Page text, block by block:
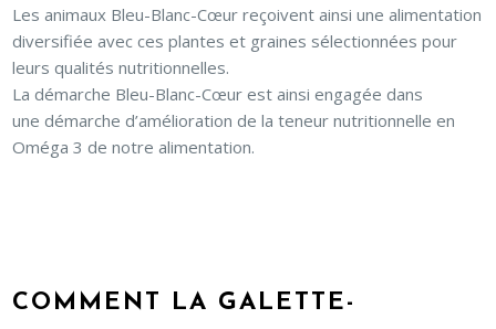
Les animaux Bleu-Blanc-Cœur reçoivent ainsi une alimentation
diversifiée avec ces plantes et graines sélectionnées pour
leurs qualités nutritionnelles.
La démarche Bleu-Blanc-Cœur est ainsi engagée dans
une démarche d’amélioration de la teneur nutritionnelle en
Oméga 3 de notre alimentation.
COMMENT LA GALETTE-